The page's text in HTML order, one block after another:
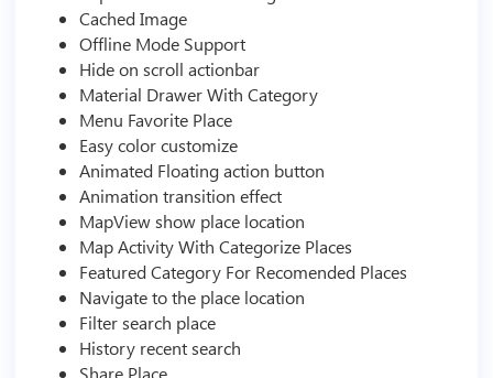
Cached Image
Offline Mode Support
Hide on scroll actionbar
Material Drawer With Category
Menu Favorite Place
Easy color customize
Animated Floating action button
Animation transition effect
MapView show place location
Map Activity With Categorize Places
Featured Category For Recomended Places
Navigate to the place location
Filter search place
History recent search
Share Place